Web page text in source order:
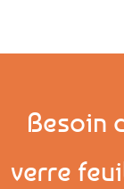
Besoin
verre